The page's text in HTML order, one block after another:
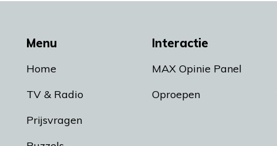
Menu
Home
TV & Radio
Prijsvragen
Interactie
MAX Opinie Panel
Oproepen